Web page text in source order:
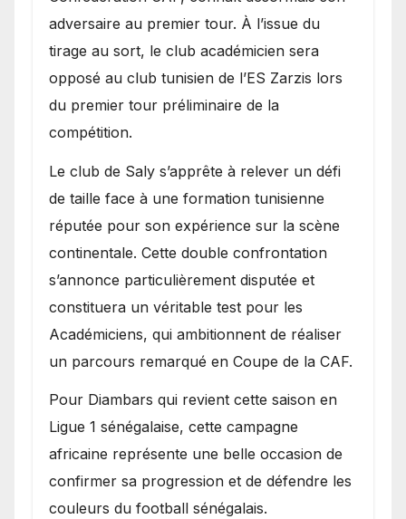
adversaire au premier tour. À l’issue du
tirage au sort, le club académicien sera
opposé au club tunisien de l’ES Zarzis lors
du premier tour préliminaire de la
compétition.
Le club de Saly s’apprête à relever un défi
de taille face à une formation tunisienne
réputée pour son expérience sur la scène
continentale. Cette double confrontation
s’annonce particulièrement disputée et
constituera un véritable test pour les
Académiciens, qui ambitionnent de réaliser
un parcours remarqué en Coupe de la CAF.
Pour Diambars qui revient cette saison en
Ligue 1 sénégalaise, cette campagne
africaine représente une belle occasion de
confirmer sa progression et de défendre les
couleurs du football sénégalais.